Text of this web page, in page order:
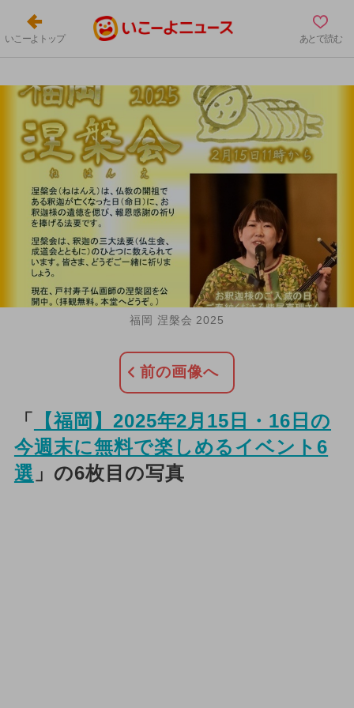
いこーよトップ あとで読む
福岡 涅槃会 2025
前の画像へ
「 【福岡】2025年2月15日・16日の
今週末に無料で楽しめるイベント6
選 」の6枚目の写真